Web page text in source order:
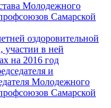
Молодежного
Самарской
оздоровительной
участии в ней
на 2016 год
и
Молодежного
Самарской